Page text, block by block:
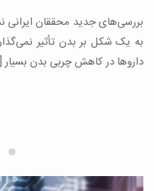
بررسی‌های جدید محققان
به یک شکل بر بدن تأثیر
داروها در کاهش چربی بدن